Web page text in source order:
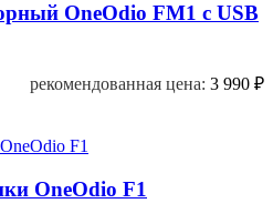
OneOdio FM1 c USB
рекомендованная цена: 3 990 ₽
OneOdio F1